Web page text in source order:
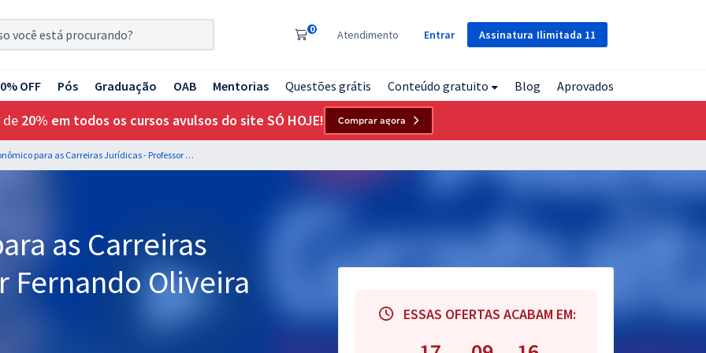
Assinatura Ilimitada 11
0 Atendimento Entrar
OFF Pós Graduação OAB Mentorias Questões grátis Conteúdo gratuito Blog Aprovados
de 20% em todos os cursos avulsos do site SÓ HOJE! Comprar agora
Direito Econômico para as Carreiras Jurídicas - Professor Fernando Oliveira & Vinicius Portela
as Carreiras
Fernando Oliveira
ESSAS OFERTAS ACABAM EM: